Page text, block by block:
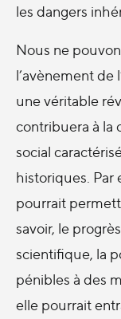
les dangers
Nous ne
l’avènement de
une véritable
contribuera à la
social
historiques. Par
pourrait
savoir, le
scientifique, la
pénibles à des
elle pourrait